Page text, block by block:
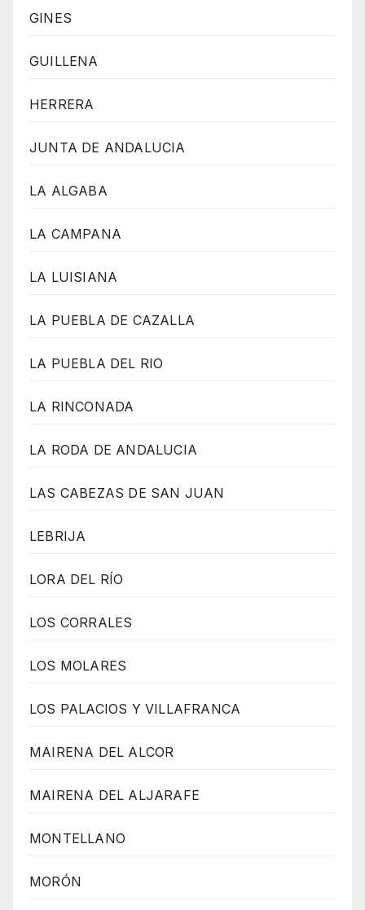
GINES
GUILLENA
HERRERA
JUNTA DE ANDALUCIA
LA ALGABA
LA CAMPANA
LA LUISIANA
LA PUEBLA DE CAZALLA
LA PUEBLA DEL RIO
LA RINCONADA
LA RODA DE ANDALUCIA
LAS CABEZAS DE SAN JUAN
LEBRIJA
LORA DEL RÍO
LOS CORRALES
LOS MOLARES
LOS PALACIOS Y VILLAFRANCA
MAIRENA DEL ALCOR
MAIRENA DEL ALJARAFE
MONTELLANO
MORÓN